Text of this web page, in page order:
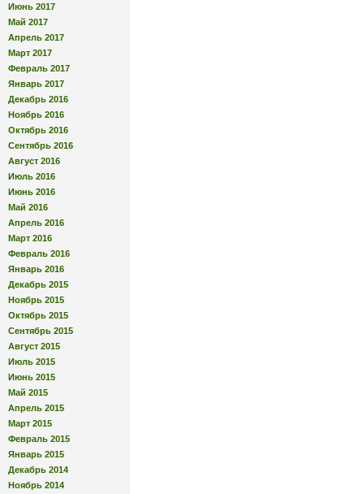
Июнь 2017
Май 2017
Апрель 2017
Март 2017
Февраль 2017
Январь 2017
Декабрь 2016
Ноябрь 2016
Октябрь 2016
Сентябрь 2016
Август 2016
Июль 2016
Июнь 2016
Май 2016
Апрель 2016
Март 2016
Февраль 2016
Январь 2016
Декабрь 2015
Ноябрь 2015
Октябрь 2015
Сентябрь 2015
Август 2015
Июль 2015
Июнь 2015
Май 2015
Апрель 2015
Март 2015
Февраль 2015
Январь 2015
Декабрь 2014
Ноябрь 2014